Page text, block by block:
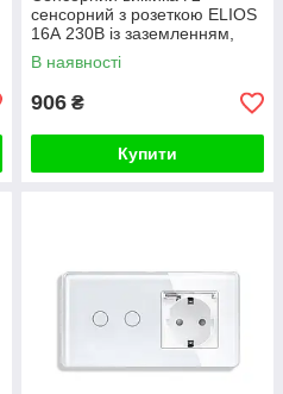
сенсорний з розеткою ELIOS
16А 230В із заземленням,
шторки, білий, скло
В наявності
906 ₴
Купити